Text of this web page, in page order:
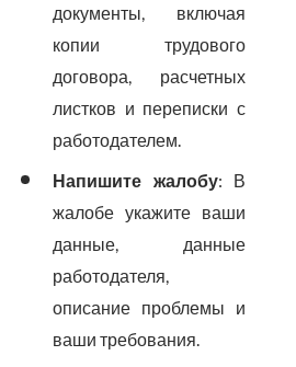
документы, включая
копии трудового
договора, расчетных
листков и переписки с
работодателем.
Напишите жалобу: В
жалобе укажите ваши
данные, данные
работодателя,
описание проблемы и
ваши требования.